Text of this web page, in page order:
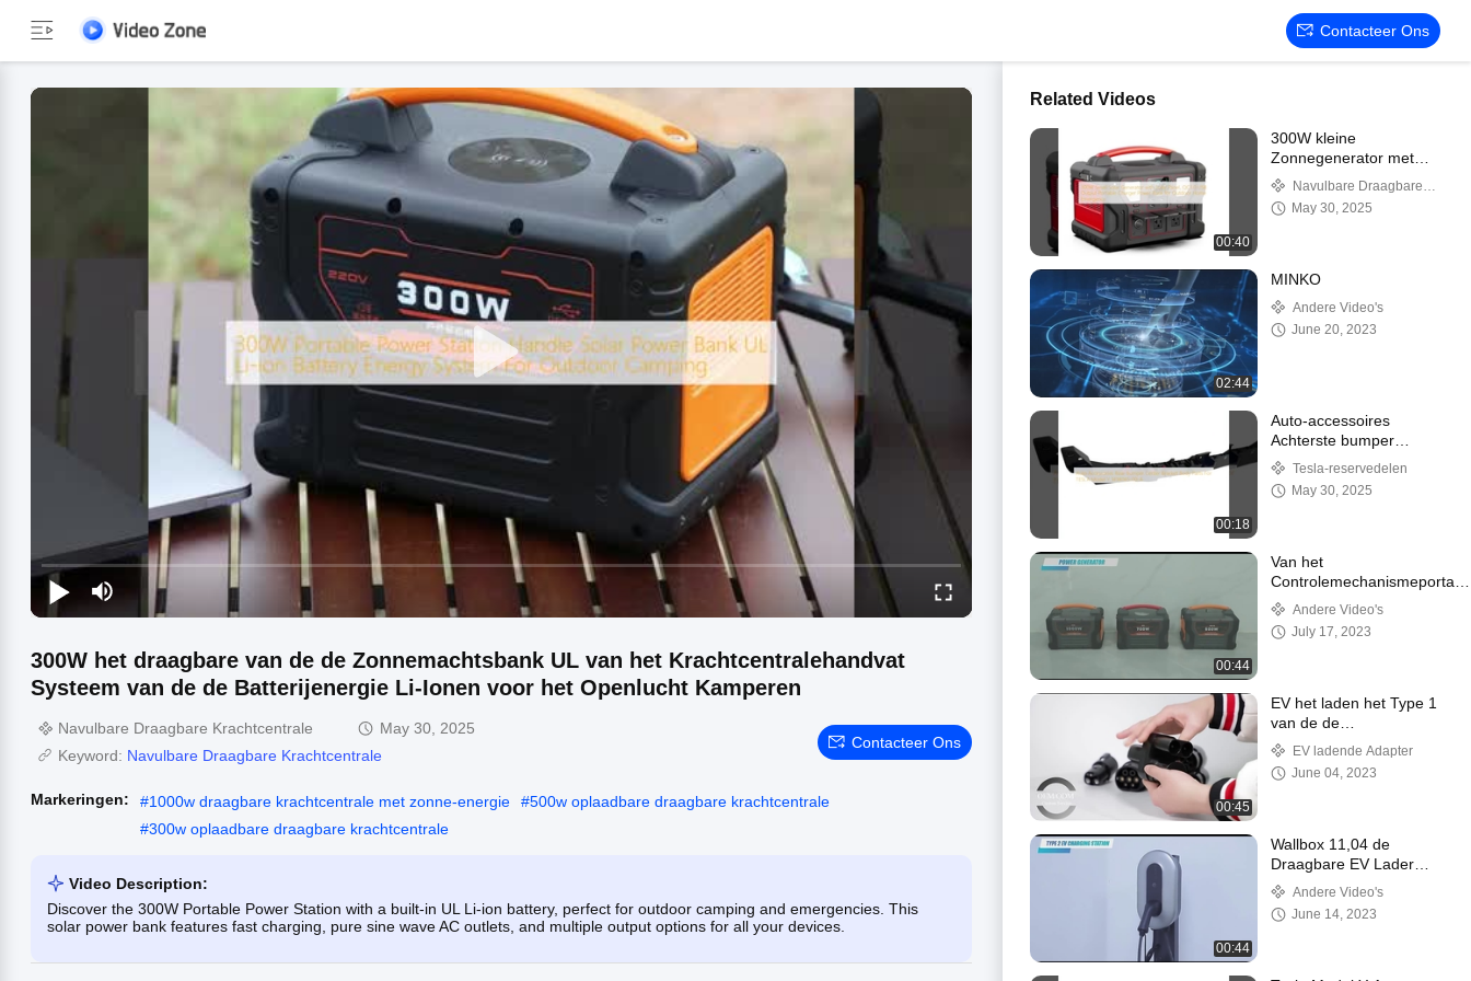
Contacteer Ons
300W het draagbare van de de Zonnemachtsbank UL van het Krachtcentralehandvat
Systeem van de de Batterijenergie Li-Ionen voor het Openlucht Kamperen
Navulbare Draagbare Krachtcentrale
May 30, 2025
Keyword: Navulbare Draagbare Krachtcentrale
Contacteer Ons
Markeringen: #1000w draagbare krachtcentrale met zonne-energie #500w oplaadbare draagbare krachtcentrale
#300w oplaadbare draagbare krachtcentrale
Video Description:
Discover the 300W Portable Power Station with a built-in UL Li-ion battery, perfect for outdoor camping and emergencies. This
solar power bank features fast charging, pure sine wave AC outlets, and multiple output options for all your devices.
Related Videos
00:40
300W kleine
Zonnegenerator met
Zonnepaneel, van de de
Output Draagbare Lader
van QC3.0 USB de
Navulbare Draagbare
Krachtcentrale
May 30, 2025
02:44
MINKO
Andere Video's
June 20, 2023
00:18
Auto-accessoires
Achterste bumper
Centrum beugel
lichaamsdelen Voor
TESLA Model Y
Tesla-reservedelen
May 30, 2025
00:44
Van het
power station van MPPT
Zonne van de het
Lithiumbatterij Reserve de
Andere Video's
July 17, 2023
00:45
EV het laden het Type 1
van de de
Ladersschakelaar van
het Adapter32a 22KW
Elektrische voertuig aan
EV ladende Adapter
June 04, 2023
00:44
Wallbox 11,04 de
Draagbare EV Lader
van kW Type2, Type - 2
16A 3 de Auto van
Fasewallbox Elektrische
Andere Video's
June 14, 2023